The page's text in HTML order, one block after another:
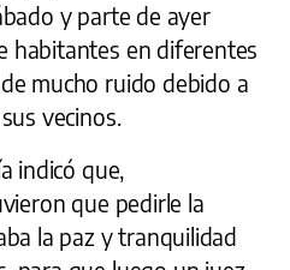
y parte de ayer
habitantes en diferentes
mucho ruido debido a
vecinos.
indicó que,
que pedirle la
la paz y tranquilidad